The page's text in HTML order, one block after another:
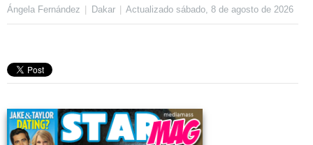
Ángela Fernández Dakar Actualizadosábado, 8 de agosto de 2026